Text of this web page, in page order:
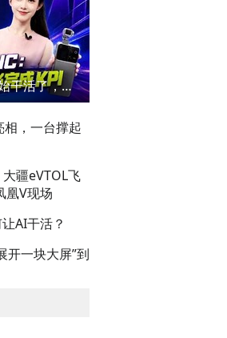
世界人工智能大会：AI开始干活了，但到底干的怎么样？萌新闯WAIC
相，一台撑起
疆eVTOL飞
凰V现场
AI干活？
开一块大屏”到